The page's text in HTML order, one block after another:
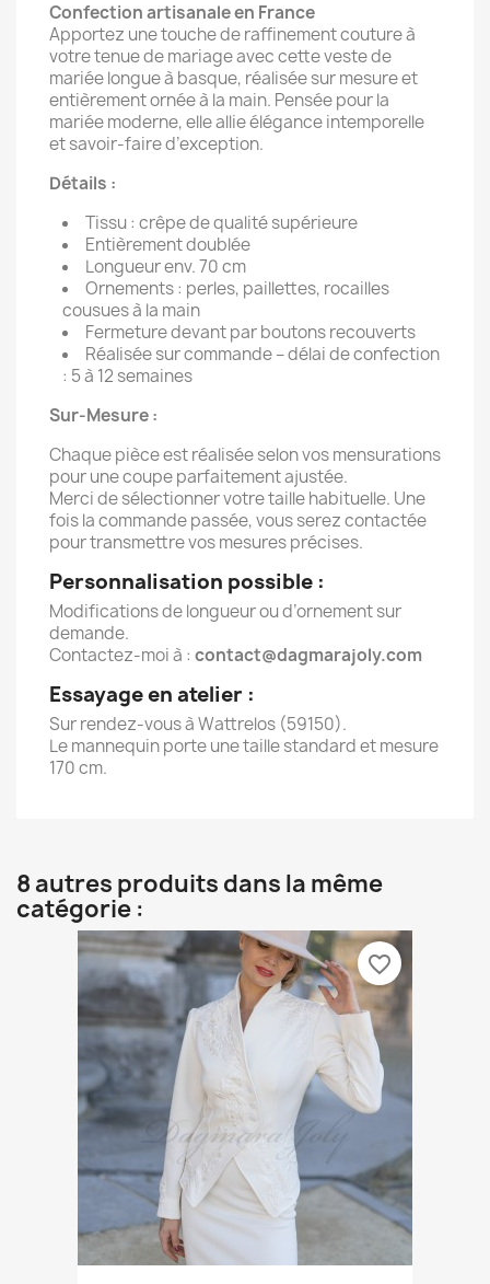
Confection artisanale en France
Apportez une touche de raffinement couture à
votre tenue de mariage avec cette veste de
mariée longue à basque, réalisée sur mesure et
entièrement ornée à la main. Pensée pour la
mariée moderne, elle allie élégance intemporelle
et savoir-faire d’exception.
Détails :
Tissu : crêpe de qualité supérieure
Entièrement doublée
Longueur env. 70 cm
Ornements : perles, paillettes, rocailles
cousues à la main
Fermeture devant par boutons recouverts
Réalisée sur commande – délai de confection
: 5 à 12 semaines
Sur-Mesure :
Chaque pièce est réalisée selon vos mensurations
pour une coupe parfaitement ajustée.
Merci de sélectionner votre taille habituelle. Une
fois la commande passée, vous serez contactée
pour transmettre vos mesures précises.
Personnalisation possible :
Modifications de longueur ou d’ornement sur
demande.
Contactez-moi à : contact@dagmarajoly.com
Essayage en atelier :
Sur rendez-vous à Wattrelos (59150).
Le mannequin porte une taille standard et mesure
170 cm.
8 autres produits dans la même
catégorie :
favorite_border